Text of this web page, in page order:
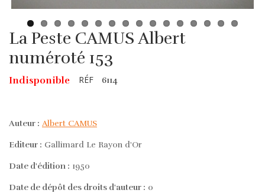
La Peste CAMUS Albert
numéroté 153
Indisponible RÉF 6114
Auteur : Albert CAMUS
Editeur : Gallimard Le Rayon d'Or
Date d'édition : 1950
Date de dépôt des droits d'auteur : 0